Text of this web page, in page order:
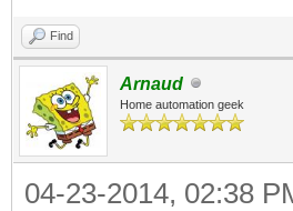
Find
Arnaud
Home automation geek
04-23-2014, 02:38